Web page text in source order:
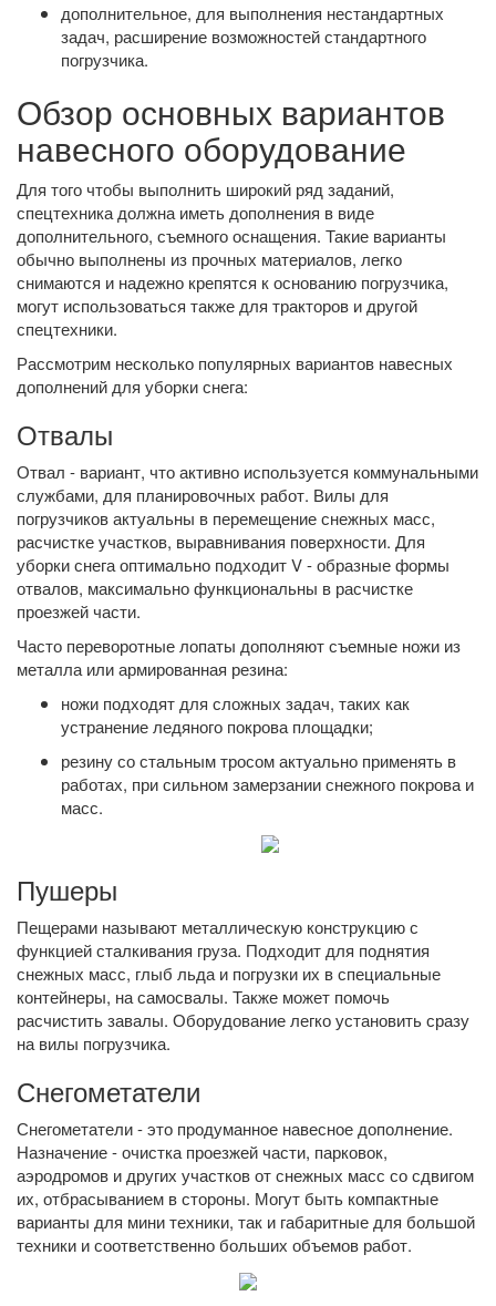
дополнительное, для выполнения нестандартных
задач, расширение возможностей стандартного
погрузчика.
Обзор основных вариантов
навесного оборудование
Для того чтобы выполнить широкий ряд заданий,
спецтехника должна иметь дополнения в виде
дополнительного, съемного оснащения. Такие варианты
обычно выполнены из прочных материалов, легко
снимаются и надежно крепятся к основанию погрузчика,
могут использоваться также для тракторов и другой
спецтехники.
Рассмотрим несколько популярных вариантов навесных
дополнений для уборки снега:
Отвалы
Отвал - вариант, что активно используется коммунальными
службами, для планировочных работ. Вилы для
погрузчиков актуальны в перемещение снежных масс,
расчистке участков, выравнивания поверхности. Для
уборки снега оптимально подходит V - образные формы
отвалов, максимально функциональны в расчистке
проезжей части.
Часто переворотные лопаты дополняют съемные ножи из
металла или армированная резина:
ножи подходят для сложных задач, таких как
устранение ледяного покрова площадки;
резину со стальным тросом актуально применять в
работах, при сильном замерзании снежного покрова и
масс.
Пушеры
Пещерами называют металлическую конструкцию с
функцией сталкивания груза. Подходит для поднятия
снежных масс, глыб льда и погрузки их в специальные
контейнеры, на самосвалы. Также может помочь
расчистить завалы. Оборудование легко установить сразу
на вилы погрузчика.
Снегометатели
Снегометатели - это продуманное навесное дополнение.
Назначение - очистка проезжей части, парковок,
аэродромов и других участков от снежных масс со сдвигом
их, отбрасыванием в стороны. Могут быть компактные
варианты для мини техники, так и габаритные для большой
техники и соответственно больших объемов работ.